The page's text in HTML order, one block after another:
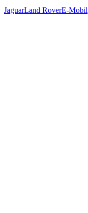
JaguarLand RoverE-Mobil